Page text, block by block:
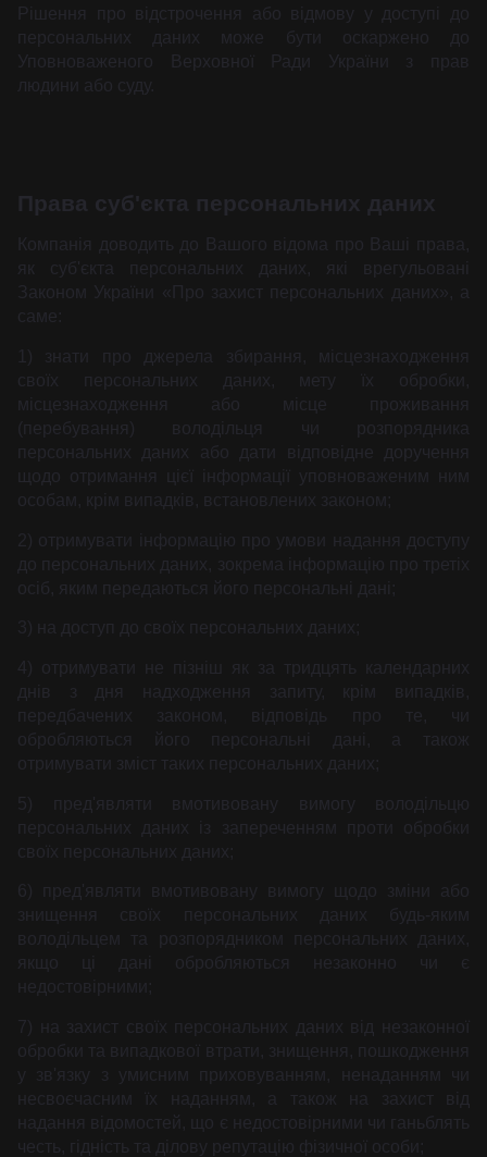
Рішення про відстрочення або відмову у доступі до
персональних даних може бути оскаржено до
Уповноваженого Верховної Ради України з прав
людини або суду.
Права суб'єкта персональних даних
Компанія доводить до Вашого відома про Ваші права,
як суб'єкта персональних даних, які врегульовані
Законом України «Про захист персональних даних», а
саме:
1) знати про джерела збирання, місцезнаходження
своїх персональних даних, мету їх обробки,
місцезнаходження або місце проживання
(перебування) володільця чи розпорядника
персональних даних або дати відповідне доручення
щодо отримання цієї інформації уповноваженим ним
особам, крім випадків, встановлених законом;
2) отримувати інформацію про умови надання доступу
до персональних даних, зокрема інформацію про третіх
осіб, яким передаються його персональні дані;
3) на доступ до своїх персональних даних;
4) отримувати не пізніш як за тридцять календарних
днів з дня надходження запиту, крім випадків,
передбачених законом, відповідь про те, чи
обробляються його персональні дані, а також
отримувати зміст таких персональних даних;
5) пред'являти вмотивовану вимогу володільцю
персональних даних із запереченням проти обробки
своїх персональних даних;
6) пред'являти вмотивовану вимогу щодо зміни або
знищення своїх персональних даних будь-яким
володільцем та розпорядником персональних даних,
якщо ці дані обробляються незаконно чи є
недостовірними;
7) на захист своїх персональних даних від незаконної
обробки та випадкової втрати, знищення, пошкодження
у зв'язку з умисним приховуванням, ненаданням чи
несвоєчасним їх наданням, а також на захист від
надання відомостей, що є недостовірними чи ганьблять
честь, гідність та ділову репутацію фізичної особи;